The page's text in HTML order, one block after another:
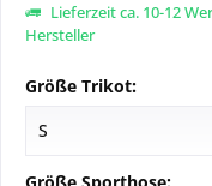
Lieferzeit ca. 10-12
Hersteller
Größe Trikot: